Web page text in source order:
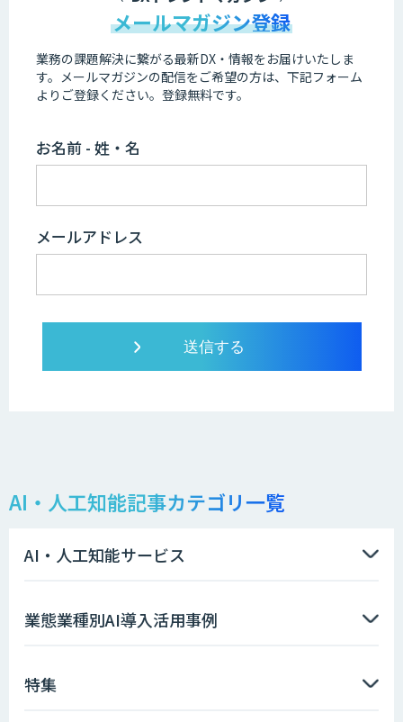
メールマガジン登録
業務の課題解決に繋がる最新DX・情報をお届けいたしま
す。 メールマガジンの配信をご希望の方は、下記フォーム
よりご登録ください。登録無料です。
お名前 - 姓・名
メールアドレス
AI・人工知能記事カテゴリ一覧
AI・人工知能サービス
業態業種別AI導入活用事例
特集